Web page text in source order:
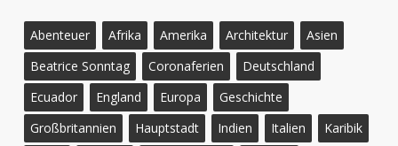
Abenteuer Afrika Amerika Architektur
Asien
Beatrice Sonntag
Coronaferien
Deutschland
Ecuador
England Europa
Geschichte
Großbritannien
Hauptstadt Indien Italien
Karibik